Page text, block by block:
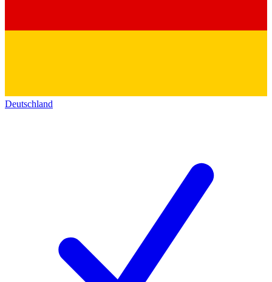
Deutschland